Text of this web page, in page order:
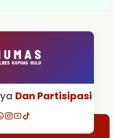
Dan Partisipasi